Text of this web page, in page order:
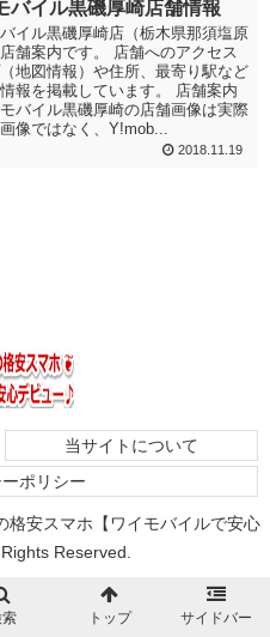
バイル黒磯厚崎店舗情報
イル黒磯厚崎店（栃木県那須塩原
舗案内です。 店舗へのアクセス
地図情報）や住所、最寄り駅など
報を掲載しています。 店舗案内
バイル黒磯厚崎の店舗画像は実際
像ではなく、Y!mob...
2018.11.19
当サイトについて
ポリシー
安スマホ【ワイモバイルで安心
Reserved.
トップ サイドバー